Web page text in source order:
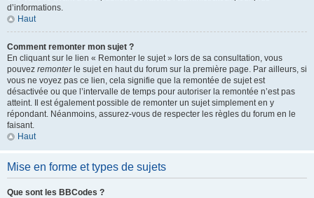
d’informations.
Haut
Comment remonter mon sujet ?
En cliquant sur le lien « Remonter le sujet » lors de sa consultation, vous
pouvez remonterle sujet en haut du forum sur la première page. Par ailleurs, si
vous ne voyez pas ce lien, cela signifie que la remontée de sujet est
désactivée ou que l’intervalle de temps pour autoriser la remontée n’est pas
atteint. Il est également possible de remonter un sujet simplement en y
répondant. Néanmoins, assurez-vous de respecter les règles du forum en le
faisant.
Haut
Mise en forme et types de sujets
Que sont les BBCodes ?